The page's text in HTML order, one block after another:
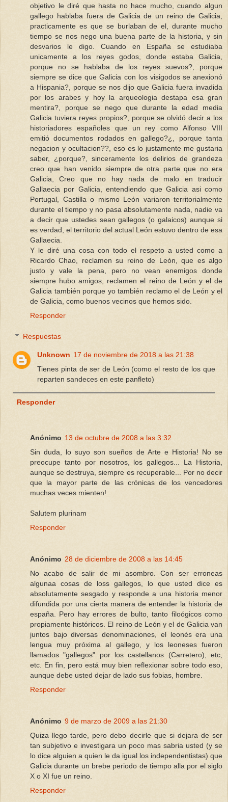
objetivo le diré que hasta no hace mucho, cuando algun
gallego hablaba fuera de Galicia de un reino de Galicia,
practicamente es que se burlaban de el, durante mucho
tiempo se nos nego una buena parte de la historia, y sin
desvarios le digo. Cuando en España se estudiaba
unicamente a los reyes godos, donde estaba Galicia,
porque no se hablaba de los reyes suevos?, porque
siempre se dice que Galicia con los visigodos se anexionó
a Hispania?, porque se nos dijo que Galicia fuera invadida
por los arabes y hoy la arqueologia destapa esa gran
mentira?, porque se nego que durante la edad media
Galicia tuviera reyes propios?, porque se olvidó decir a los
historiadores españoles que un rey como Alfonso VIII
emitió documentos rodados en gallego?¿, porque tanta
negacion y ocultacion??, eso es lo justamente me gustaria
saber, ¿porque?, sinceramente los delirios de grandeza
creo que han venido siempre de otra parte que no era
Galicia, Creo que no hay nada de malo en traducir
Gallaecia por Galicia, entendiendo que Galicia asi como
Portugal, Castilla o mismo León variaron territorialmente
durante el tiempo y no pasa absolutamente nada, nadie va
a decir que ustedes sean gallegos (o galaicos) aunque si
es verdad, el territorio del actual León estuvo dentro de esa
Gallaecia.
Y le diré una cosa con todo el respeto a usted como a
Ricardo Chao, reclamen su reino de León, que es algo
justo y vale la pena, pero no vean enemigos donde
siempre hubo amigos, reclamen el reino de León y el de
Galicia también porque yo también reclamo el de León y el
de Galicia, como buenos vecinos que hemos sido.
Responder
Respuestas
Unknown 17 de noviembre de 2018 a las 21:38
Tienes pinta de ser de León (como el resto de los que
reparten sandeces en este panfleto)
Responder
Anónimo 13 de octubre de 2008 a las 3:32
Sin duda, lo suyo son sueños de Arte e Historia! No se
preocupe tanto por nosotros, los gallegos... La Historia,
aunque se destruya, siempre es recuperable... Por no decir
que la mayor parte de las crónicas de los vencedores
muchas veces mienten!
Salutem plurinam
Responder
Anónimo 28 de diciembre de 2008 a las 14:45
No acabo de salir de mi asombro. Con ser erroneas
algunaa cosas de loss gallegos, lo que usted dice es
absolutamente sesgado y responde a una historia menor
difundida por una cierta manera de entender la historia de
españa. Pero hay errores de bulto, tanto filoógicos como
propiamente históricos. El reino de León y el de Galicia van
juntos bajo diversas denominaciones, el leonés era una
lengua muy próxima al gallego, y los leoneses fueron
llamados "gallegos" por los castellanos (Carretero), etc,
etc. En fin, pero está muy bien reflexionar sobre todo eso,
aunque debe usted dejar de lado sus fobias, hombre.
Responder
Anónimo 9 de marzo de 2009 a las 21:30
Quiza llego tarde, pero debo decirle que si dejara de ser
tan subjetivo e investigara un poco mas sabria usted (y se
lo dice alguien a quien le da igual los independentistas) que
Galicia durante un brebe periodo de tiempo alla por el siglo
X o XI fue un reino.
Responder